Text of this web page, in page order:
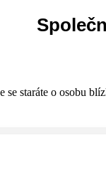
staráte o osobu